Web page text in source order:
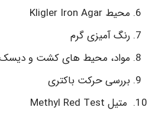
محیط Kligler Iron Agar
رنگ آمیزی گرم
مواد، محیط های کشت و
بررسی حرکت باکتری
متیل Methyl Red Test